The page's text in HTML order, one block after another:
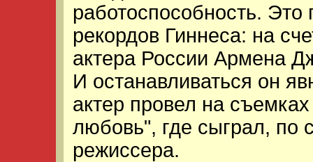
работоспособность.
рекордов Гиннеса: на
актера России Армена
И останавливаться он
актер провел на
любовь", где сыграл, по
режиссера.